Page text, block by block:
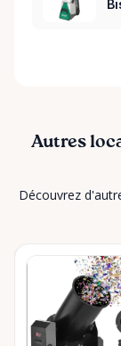
Autres
Découvrez